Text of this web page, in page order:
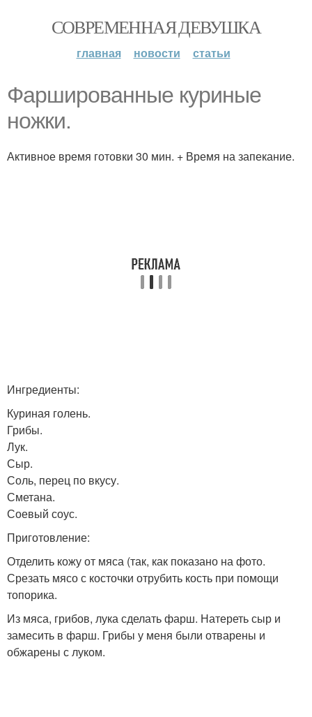
СОВРЕМЕННАЯ ДЕВУШКА
главная новости статьи
Фаршированные куриные
ножки.
Активное время готовки 30 мин. + Время на запекание.
Ингредиенты:
Куриная голень.
Грибы.
Лук.
Сыр.
Соль, перец по вкусу.
Сметана.
Соевый соус.
Приготовление:
Отделить кожу от мяса (так, как показано на фото.
Срезать мясо с косточки отрубить кость при помощи
топорика.
Из мяса, грибов, лука сделать фарш. Натереть сыр и
замесить в фарш. Грибы у меня были отварены и
обжарены с луком.